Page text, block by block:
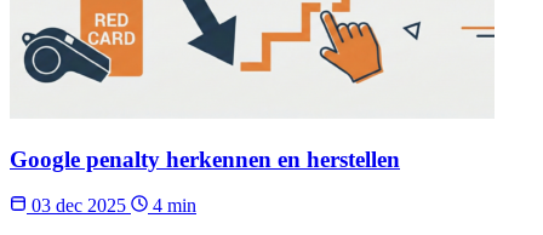
Google penalty herkennen en herstellen
03 dec 2025
4 min